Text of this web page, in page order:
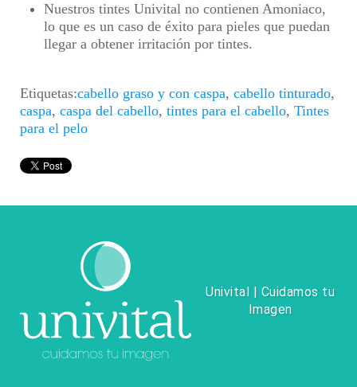
Nuestros tintes Univital no contienen Amoniaco,
lo que es un caso de éxito para pieles que puedan
llegar a obtener irritación por tintes.
Etiquetas:cabello graso y con caspa, cabello tinturado,
caspa, caspa del cabello, tintes para el cabello, Tintes
para el pelo
Univital | Cuidamos tu
Imagen